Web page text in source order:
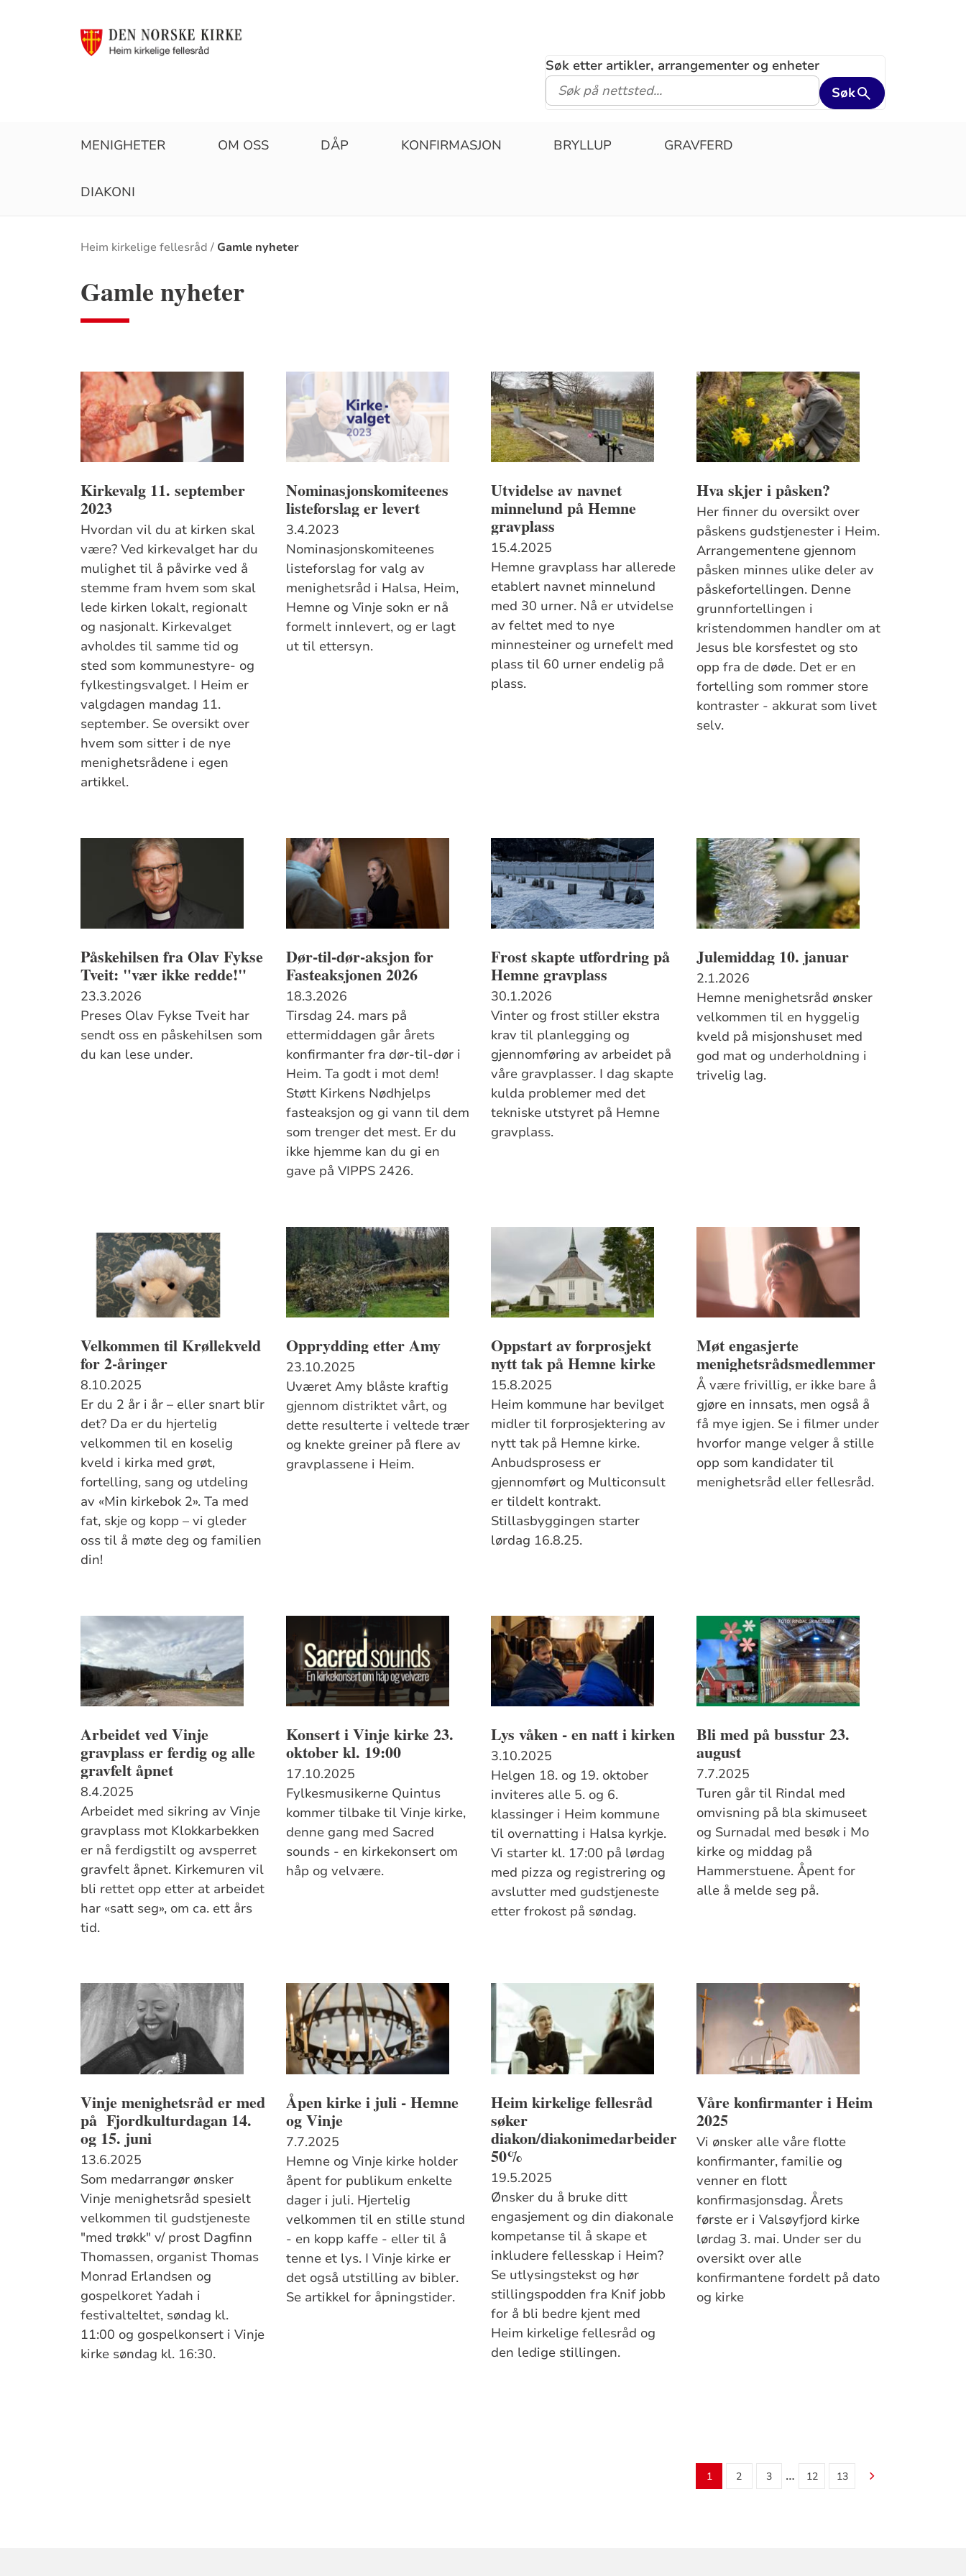
Søk etter artikler, arrangementer og enheter
Søk
MENIGHETER OM OSS DÅP KONFIRMASJON BRYLLUP GRAVFERD
DIAKONI
Brødsmulesti
Heim kirkelige fellesråd Gamle nyheter
Gamle nyheter
Kirkevalg 11. september
2023
Hvordan vil du at kirken skal
være? Ved kirkevalget har du
mulighet til å påvirke ved å
stemme fram hvem som skal
lede kirken lokalt, regionalt
og nasjonalt. Kirkevalget
avholdes til samme tid og
sted som kommunestyre- og
fylkestingsvalget. I Heim er
valgdagen mandag 11.
september. Se oversikt over
hvem som sitter i de nye
menighetsrådene i egen
artikkel.
Nominasjonskomiteenes
listeforslag er levert
3.4.2023
Nominasjonskomiteenes
listeforslag for valg av
menighetsråd i Halsa, Heim,
Hemne og Vinje sokn er nå
formelt innlevert, og er lagt
ut til ettersyn.
Utvidelse av navnet
minnelund på Hemne
gravplass
15.4.2025
Hemne gravplass har allerede
etablert navnet minnelund
med 30 urner. Nå er utvidelse
av feltet med to nye
minnesteiner og urnefelt med
plass til 60 urner endelig på
plass.
Hva skjer i påsken?
Her finner du oversikt over
påskens gudstjenester i Heim.
Arrangementene gjennom
påsken minnes ulike deler av
påskefortellingen. Denne
grunnfortellingen i
kristendommen handler om at
Jesus ble korsfestet og sto
opp fra de døde. Det er en
fortelling som rommer store
kontraster - akkurat som livet
selv.
Påskehilsen fra Olav Fykse
Tveit: "vær ikke redde!"
23.3.2026
Preses Olav Fykse Tveit har
sendt oss en påskehilsen som
du kan lese under.
Dør-til-dør-aksjon for
Fasteaksjonen 2026
18.3.2026
Tirsdag 24. mars på
ettermiddagen går årets
konfirmanter fra dør-til-dør i
Heim. Ta godt i mot dem!
Støtt Kirkens Nødhjelps
fasteaksjon og gi vann til dem
som trenger det mest. Er du
ikke hjemme kan du gi en
gave på VIPPS 2426.
Frost skapte utfordring på
Hemne gravplass
30.1.2026
Vinter og frost stiller ekstra
krav til planlegging og
gjennomføring av arbeidet på
våre gravplasser. I dag skapte
kulda problemer med det
tekniske utstyret på Hemne
gravplass.
Julemiddag 10. januar
2.1.2026
Hemne menighetsråd ønsker
velkommen til en hyggelig
kveld på misjonshuset med
god mat og underholdning i
trivelig lag.
Velkommen til Krøllekveld
for 2-åringer
8.10.2025
Er du 2 år i år – eller snart blir
det? Da er du hjertelig
velkommen til en koselig
kveld i kirka med grøt,
fortelling, sang og utdeling
av «Min kirkebok 2». Ta med
fat, skje og kopp – vi gleder
oss til å møte deg og familien
din!
Opprydding etter Amy
23.10.2025
Uværet Amy blåste kraftig
gjennom distriktet vårt, og
dette resulterte i veltede trær
og knekte greiner på flere av
gravplassene i Heim.
Oppstart av forprosjekt
nytt tak på Hemne kirke
15.8.2025
Heim kommune har bevilget
midler til forprosjektering av
nytt tak på Hemne kirke.
Anbudsprosess er
gjennomført og Multiconsult
er tildelt kontrakt.
Stillasbyggingen starter
lørdag 16.8.25.
Møt engasjerte
menighetsrådsmedlemmer
Å være frivillig, er ikke bare å
gjøre en innsats, men også å
få mye igjen. Se i filmer under
hvorfor mange velger å stille
opp som kandidater til
menighetsråd eller fellesråd.
Arbeidet ved Vinje
gravplass er ferdig og alle
gravfelt åpnet
8.4.2025
Arbeidet med sikring av Vinje
gravplass mot Klokkarbekken
er nå ferdigstilt og avsperret
gravfelt åpnet. Kirkemuren vil
bli rettet opp etter at arbeidet
har «satt seg», om ca. ett års
tid.
Konsert i Vinje kirke 23.
oktober kl. 19:00
17.10.2025
Fylkesmusikerne Quintus
kommer tilbake til Vinje kirke,
denne gang med Sacred
sounds - en kirkekonsert om
håp og velvære.
Lys våken - en natt i kirken
3.10.2025
Helgen 18. og 19. oktober
inviteres alle 5. og 6.
klassinger i Heim kommune
til overnatting i Halsa kyrkje.
Vi starter kl. 17:00 på lørdag
med pizza og registrering og
avslutter med gudstjeneste
etter frokost på søndag.
Bli med på busstur 23.
august
7.7.2025
Turen går til Rindal med
omvisning på bla skimuseet
og Surnadal med besøk i Mo
kirke og middag på
Hammerstuene. Åpent for
alle å melde seg på.
Vinje menighetsråd er med
på Fjordkulturdagan 14.
og 15. juni
13.6.2025
Som medarrangør ønsker
Vinje menighetsråd spesielt
velkommen til gudstjeneste
"med trøkk" v/ prost Dagfinn
Thomassen, organist Thomas
Monrad Erlandsen og
gospelkoret Yadah i
festivalteltet, søndag kl.
11:00 og gospelkonsert i Vinje
kirke søndag kl. 16:30.
Åpen kirke i juli - Hemne
og Vinje
7.7.2025
Hemne og Vinje kirke holder
åpent for publikum enkelte
dager i juli. Hjertelig
velkommen til en stille stund
- en kopp kaffe - eller til å
tenne et lys. I Vinje kirke er
det også utstilling av bibler.
Se artikkel for åpningstider.
Heim kirkelige fellesråd
søker
diakon/diakonimedarbeider
50%
19.5.2025
Ønsker du å bruke ditt
engasjement og din diakonale
kompetanse til å skape et
inkludere fellesskap i Heim?
Se utlysingstekst og hør
stillingspodden fra Knif jobb
for å bli bedre kjent med
Heim kirkelige fellesråd og
den ledige stillingen.
Våre konfirmanter i Heim
2025
Vi ønsker alle våre flotte
konfirmanter, familie og
venner en flott
konfirmasjonsdag. Årets
første er i Valsøyfjord kirke
lørdag 3. mai. Under ser du
oversikt over alle
konfirmantene fordelt på dato
og kirke
1 2 3 … 12 13